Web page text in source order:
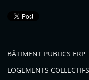
BÂTIMENT PUBLICS ERP
LOGEMENTS COLLECTIFS